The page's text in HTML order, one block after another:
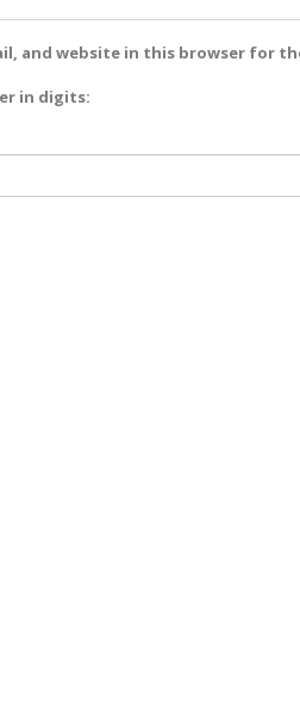
and website in this browser for
in digits: